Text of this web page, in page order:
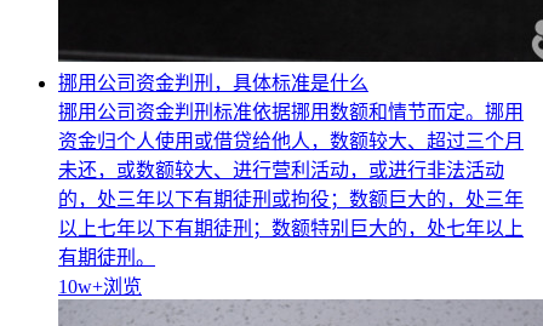
挪用公司资金判刑，具体标准是什么
挪用公司资金判刑标准依据挪用数额和情节而定。挪用
资金归个人使用或借贷给他人，数额较大、超过三个月
未还，或数额较大、进行营利活动，或进行非法活动
的，处三年以下有期徒刑或拘役；数额巨大的，处三年
以上七年以下有期徒刑；数额特别巨大的，处七年以上
有期徒刑。
10w+浏览